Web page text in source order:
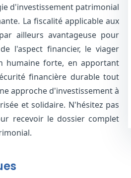
d'investissement patrimonial
La fiscalité applicable aux
ailleurs avantageuse pour
l'aspect financier, le viager
humaine forte, en apportant
financière durable tout
approche d'investissement à
et solidaire. N'hésitez pas
recevoir le dossier complet